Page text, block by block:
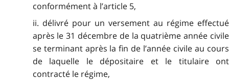
conformément à l’article 5,
ii. délivré pour un versement au régime effectué
après le 31 décembre de la quatrième année civile
se terminant après la fin de l’année civile au cours
de laquelle le dépositaire et le titulaire ont
contracté le régime,